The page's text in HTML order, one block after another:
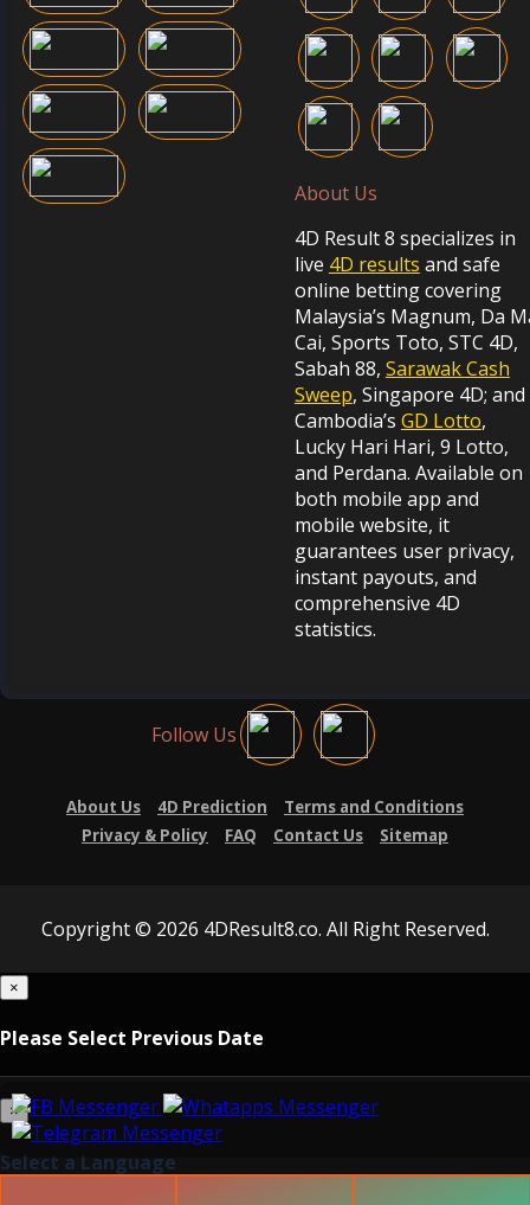
About Us
4D Result 8 specializes in
live 4D results and safe
online betting covering
Malaysia’s Magnum, Da
Cai, Sports Toto, STC 4D,
Sabah 88, Sarawak Cash
Sweep, Singapore 4D; and
Cambodia’s GD Lotto,
Lucky Hari Hari, 9 Lotto,
and Perdana. Available on
both mobile app and
mobile website, it
guarantees user privacy,
instant payouts, and
comprehensive 4D
statistics.
Follow Us
About Us 4D Prediction
Terms and Conditions
Privacy & Policy
FAQ Contact Us Sitemap
Copyright © 2026 4DResult8.co. All Right Reserved.
×
Please Select Previous Date
×
Select a Language